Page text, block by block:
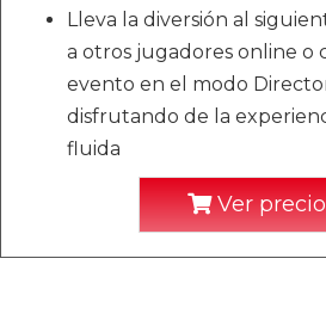
Lleva la diversión al
a otros jugadores online o
evento en el modo
disfrutando de la
fluida
Ver